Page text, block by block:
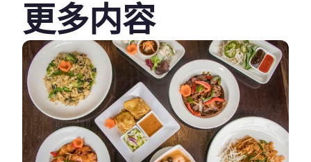
更多内容